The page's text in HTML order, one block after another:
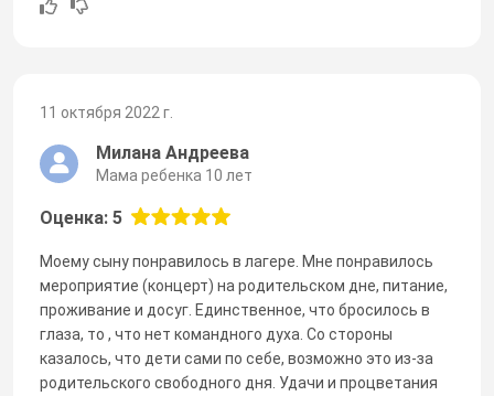
11 октября 2022 г.
Милана Андреева
Мама ребенка 10 лет
Оценка: 5
Моему сыну понравилось в лагере. Мне понравилось
мероприятие (концерт) на родительском дне, питание,
проживание и досуг. Единственное, что бросилось в
глаза, то , что нет командного духа. Со стороны
казалось, что дети сами по себе, возможно это из-за
родительского свободного дня. Удачи и процветания